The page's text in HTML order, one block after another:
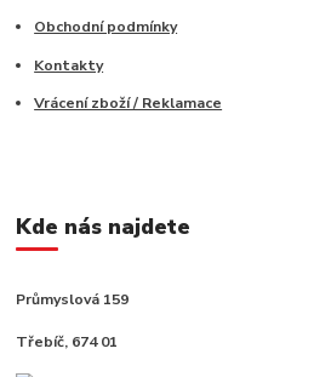
Obchodní podmínky
Kontakty
Vrácení zboží / Reklamace
Kde nás najdete
Průmyslová 159
Třebíč, 674 01